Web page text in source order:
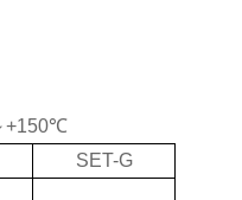
+150℃
SET-G